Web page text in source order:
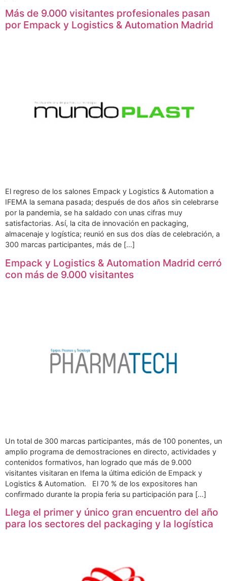
Más de 9.000 visitantes profesionales pasan
por Empack y Logistics & Automation Madrid
El regreso de los salones Empack y Logistics & Automation a
IFEMA la semana pasada; después de dos años sin celebrarse
por la pandemia, se ha saldado con unas cifras muy
satisfactorias. Así, la cita de innovación en packaging,
almacenaje y logística; reunió en sus dos días de celebración, a
300 marcas participantes, más de […]
Empack y Logistics & Automation Madrid cerró
con más de 9.000 visitantes
Un total de 300 marcas participantes, más de 100 ponentes, un
amplio programa de demostraciones en directo, actividades y
contenidos formativos, han logrado que más de 9.000
visitantes visitaran en Ifema la última edición de Empack y
Logistics & Automation. El 70 % de los expositores han
confirmado durante la propia feria su participación para […]
Llega el primer y único gran encuentro del año
para los sectores del packaging y la logística